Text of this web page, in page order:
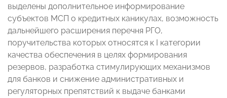
выделены дополнительное информирование
субъектов МСП о кредитных каникулах, возможность
дальнейшего расширения перечня РГО,
поручительства которых относятся к I категории
качества обеспечения в целях формирования
резервов, разработка стимулирующих механизмов
для банков и снижение административных и
регуляторных препятствий к выдаче банками